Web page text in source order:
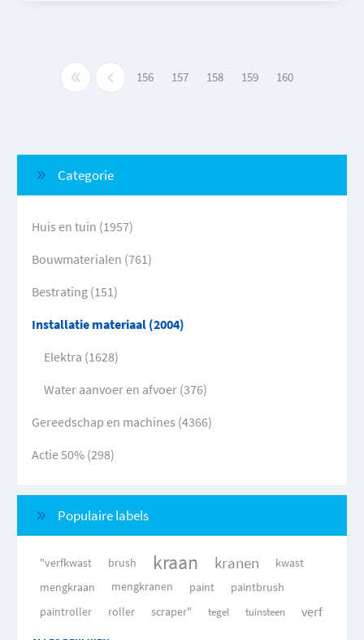
156 157 158 159 160
Categorie
Huis en tuin (1957)
Bouwmaterialen (761)
Bestrating (151)
Installatie materiaal (2004)
Elektra (1628)
Water aanvoer en afvoer (376)
Gereedschap en machines (4366)
Actie 50% (298)
Populaire labels
"verfkwast brush kraan kranen
kwast
mengkraan
mengkranen paint
paintbrush
paintroller
roller scraper" tegel tuinsteen verf